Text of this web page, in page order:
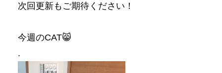
次回更新もご期待ください！
今週のCAT😸
.